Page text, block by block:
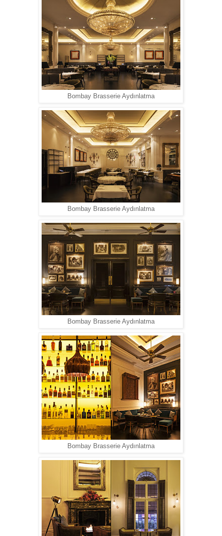
Bombay Brasserie Aydınlatma
Bombay Brasserie Aydınlatma
Bombay Brasserie Aydınlatma
Bombay Brasserie Aydınlatma